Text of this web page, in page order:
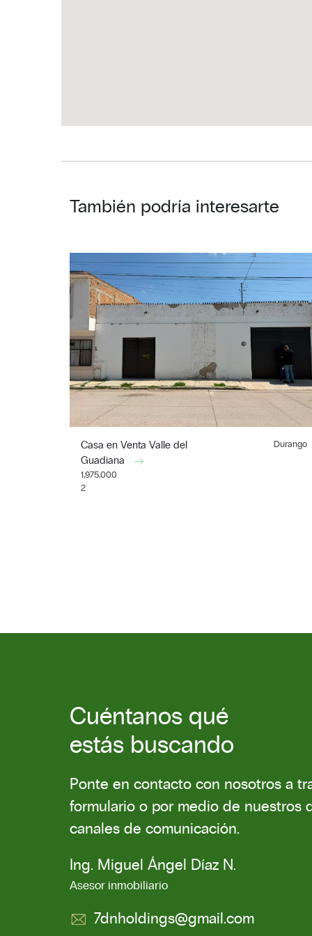
También podría interesarte
Casa en Venta Valle del
Guadiana
Durango
1,975,000
2
Cuéntanos qué
estás buscando
Ponte en contacto con nosotros a
formulario o por medio de nuestros
canales de comunicación.
Ing. Miguel Ángel Díaz N.
Asesor inmobiliario
7dnholdings@gmail.com